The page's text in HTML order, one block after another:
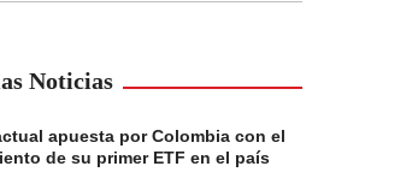
Noticias
apuesta por Colombia con el
de su primer ETF en el país